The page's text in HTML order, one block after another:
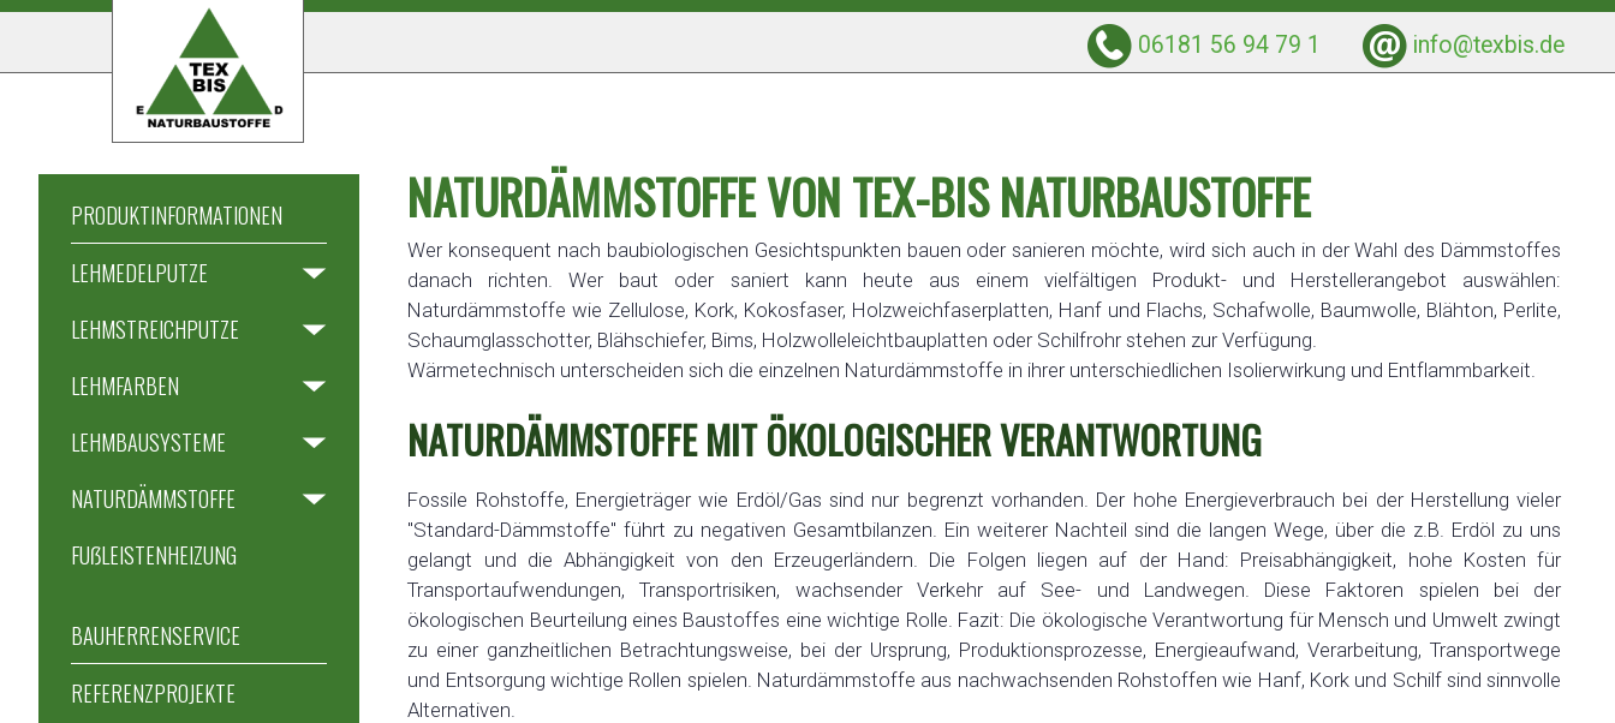
06181 56 94 79 1 info@texbis.de
NATURDÄMMSTOFFE VON TEX-BIS NATURBAUSTOFFE
Wer konsequent nach baubiologischen Gesichtspunkten bauen oder sanieren möchte, wird sich auch in der Wahl des Dämmstoffes
danach richten. Wer baut oder saniert kann heute aus einem vielfältigen Produkt- und Herstellerangebot auswählen:
Naturdämmstoffe wie Zellulose, Kork, Kokosfaser, Holzweichfaserplatten, Hanf und Flachs, Schafwolle, Baumwolle, Blähton, Perlite,
Schaumglasschotter, Blähschiefer, Bims, Holzwolleleichtbauplatten oder Schilfrohr stehen zur Verfügung.
Wärmetechnisch unterscheiden sich die einzelnen Naturdämmstoffe in ihrer unterschiedlichen Isolierwirkung und Entflammbarkeit.
NATURDÄMMSTOFFE MIT ÖKOLOGISCHER VERANTWORTUNG
Fossile Rohstoffe, Energieträger wie Erdöl/Gas sind nur begrenzt vorhanden. Der hohe Energieverbrauch bei der Herstellung vieler
"Standard-Dämmstoffe" führt zu negativen Gesamtbilanzen. Ein weiterer Nachteil sind die langen Wege, über die z.B. Erdöl zu uns
gelangt und die Abhängigkeit von den Erzeugerländern. Die Folgen liegen auf der Hand: Preisabhängigkeit, hohe Kosten für
Transportaufwendungen, Transportrisiken, wachsender Verkehr auf See- und Landwegen. Diese Faktoren spielen bei der
ökologischen Beurteilung eines Baustoffes eine wichtige Rolle. Fazit: Die ökologische Verantwortung für Mensch und Umwelt zwingt
zu einer ganzheitlichen Betrachtungsweise, bei der Ursprung, Produktionsprozesse, Energieaufwand, Verarbeitung, Transportwege
und Entsorgung wichtige Rollen spielen. Naturdämmstoffe aus nachwachsenden Rohstoffen wie Hanf, Kork und Schilf sind sinnvolle
Alternativen.
PRODUKTINFORMATIONEN
LEHMEDELPUTZE
LEHMSTREICHPUTZE
LEHMFARBEN
LEHMBAUSYSTEME
NATURDÄMMSTOFFE
FUẞLEISTENHEIZUNG
BAUHERRENSERVICE
REFERENZPROJEKTE